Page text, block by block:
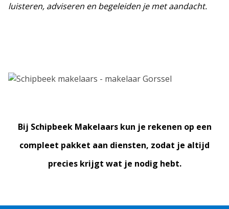
luisteren, adviseren en begeleiden je met aandacht.
Bij Schipbeek Makelaars kun je rekenen op een
compleet pakket aan diensten, zodat je altijd
precies krijgt wat je nodig hebt.